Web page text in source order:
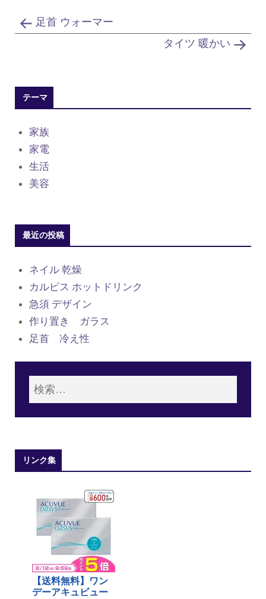
足首 ウォーマー
タイツ 暖かい
テーマ
家族
家電
生活
美容
最近の投稿
ネイル 乾燥
カルピス ホットドリンク
急須 デザイン
作り置き ガラス
足首 冷え性
リンク集